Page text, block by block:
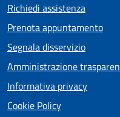
Richiedi assistenza
Prenota appuntamento
Segnala disservizio
Amministrazione
Informativa privacy
Cookie Policy